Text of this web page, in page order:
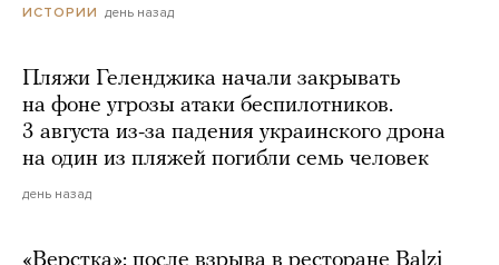
ИСТОРИИ день назад
Пляжи Геленджика начали закрывать
на фоне угрозы атаки беспилотников.
3 августа из-за падения украинского дрона
на один из пляжей погибли семь человек
день назад
«Верстка»: после взрыва в ресторане Balzi